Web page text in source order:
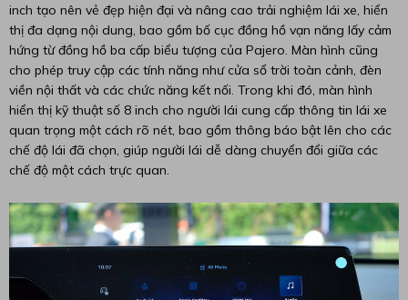
inch tạo nên vẻ đẹp hiện đại và nâng cao trải nghiệm lái xe, hiển
thị đa dạng nội dung, bao gồm bố cục đồng hồ vạn năng lấy cảm
hứng từ đồng hồ ba cấp biểu tượng của Pajero. Màn hình cũng
cho phép truy cập các tính năng như cửa sổ trời toàn cảnh, đèn
viền nội thất và các chức năng kết nối. Trong khi đó, màn hình
hiển thị kỹ thuật số 8 inch cho người lái cung cấp thông tin lái xe
quan trọng một cách rõ nét, bao gồm thông báo bật lên cho các
chế độ lái đã chọn, giúp người lái dễ dàng chuyển đổi giữa các
chế độ một cách trực quan.